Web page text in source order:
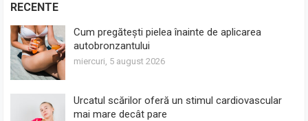
RECENTE
Cum pregătești pielea înainte de aplicarea
autobronzantului
miercuri, 5 august 2026
Urcatul scărilor oferă un stimul cardiovascular
mai mare decât pare